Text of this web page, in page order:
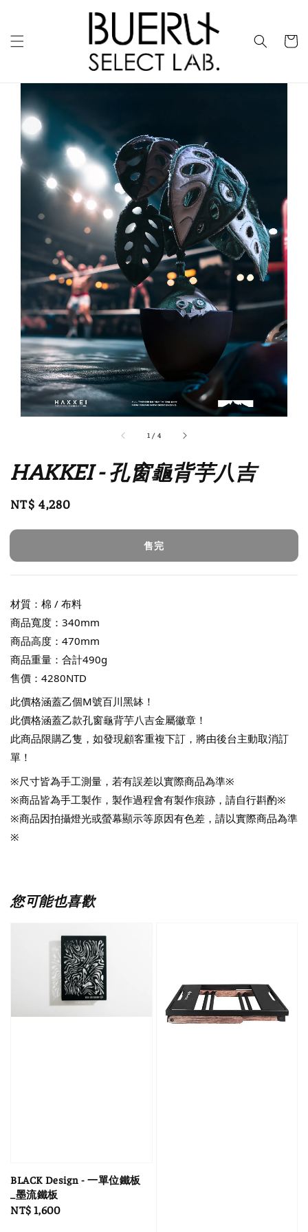
1 / 4
HAKKEI - 孔窗龜背芋八吉
Regular
NT$ 4,280
售完
材質：棉 / 布料
商品寬度：340mm
商品高度：470mm
商品重量：合計490g
售價：4280NTD
此價格涵蓋乙個M號百川黑缽！
此價格涵蓋乙款孔窗龜背芋八吉金屬徽章！
此商品限購乙隻，如發現顧客重複下訂，將由後台主動取消訂
單！
※尺寸皆為手工測量，若有誤差以實際商品為準※
※商品皆為手工製作，製作過程會有製作痕跡，請自行斟酌※
※商品因拍攝燈光或螢幕顯示等原因有色差，請以實際商品為準
※
您可能也喜歡
BLACK Design - 一單位鐵板
_墨流鐵板
Regular
NT$ 1,600